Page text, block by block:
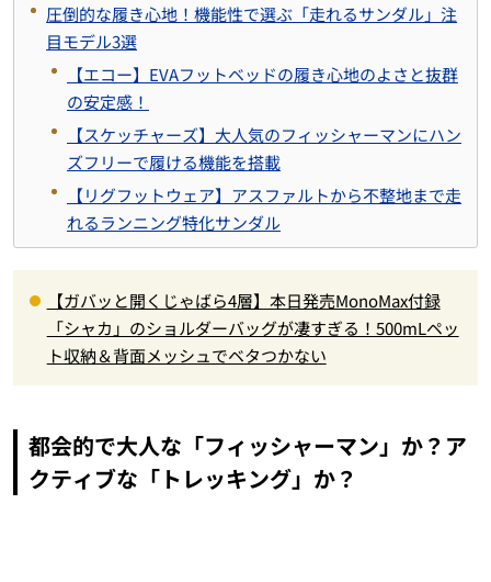
圧倒的な履き心地！機能性で選ぶ「走れるサンダル」注
目モデル3選
【エコー】EVAフットベッドの履き心地のよさと抜群
の安定感！
【スケッチャーズ】大人気のフィッシャーマンにハン
ズフリーで履ける機能を搭載
【リグフットウェア】アスファルトから不整地まで走
れるランニング特化サンダル
【ガバッと開くじゃばら4層】本日発売MonoMax付録
「シャカ」のショルダーバッグが凄すぎる！500mLペッ
ト収納＆背面メッシュでベタつかない
都会的で大人な「フィッシャーマン」か？ア
クティブな「トレッキング」か？